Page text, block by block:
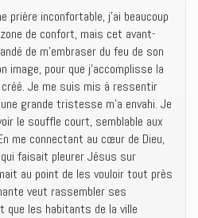
prière inconfortable, j’ai beaucoup
de confort, mais cet avant-
de m’embraser du feu de son
image, pour que j’accomplisse la
créé. Je me suis mis à ressentir
grande tristesse m’a envahi. Je
le souffle court, semblable aux
me connectant au cœur de Dieu,
faisait pleurer Jésus sur
au point de les vouloir tout près
veut rassembler ses
que les habitants de la ville